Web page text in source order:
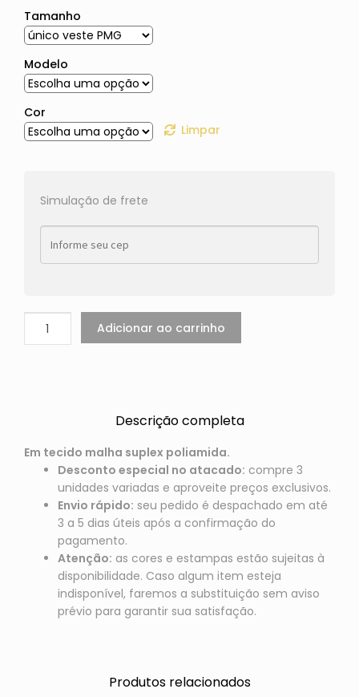
Tamanho
Modelo
Cor
Limpar
Simulação de frete
Adicionar ao carrinho
Descrição completa
Em tecido malha suplex poliamida.
Desconto especial no atacado: compre 3
unidades variadas e aproveite preços exclusivos.
Envio rápido: seu pedido é despachado em até
3 a 5 dias úteis após a confirmação do
pagamento.
Atenção: as cores e estampas estão sujeitas à
disponibilidade. Caso algum item esteja
indisponível, faremos a substituição sem aviso
prévio para garantir sua satisfação.
Produtos relacionados